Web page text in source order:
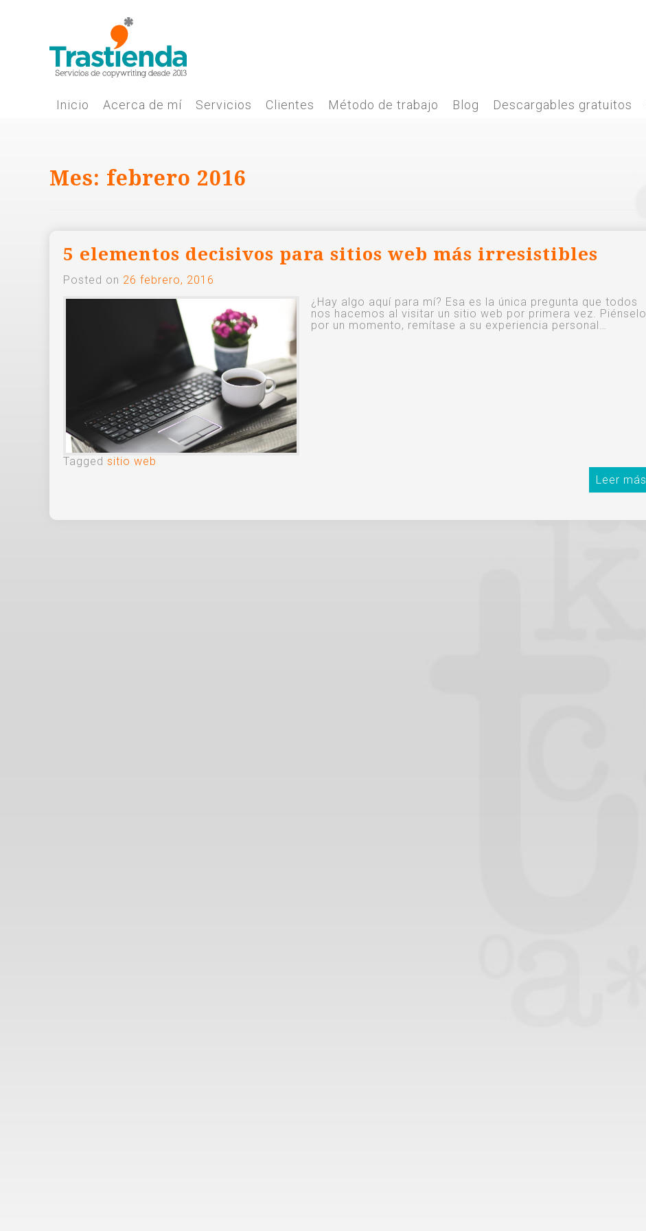
Inicio Acerca de mí Servicios Clientes Método de trabajo Blog Descargables gratuitos
Mes: febrero 2016
5 elementos decisivos para sitios web más irresistibles
Posted on 26 febrero, 2016
¿Hay algo aquí para mí? Esa es la única pregunta que todos
nos hacemos al visitar un sitio web por primera vez. Piénselo
por un momento, remítase a su experiencia personal…
Tagged sitio web
Leer más